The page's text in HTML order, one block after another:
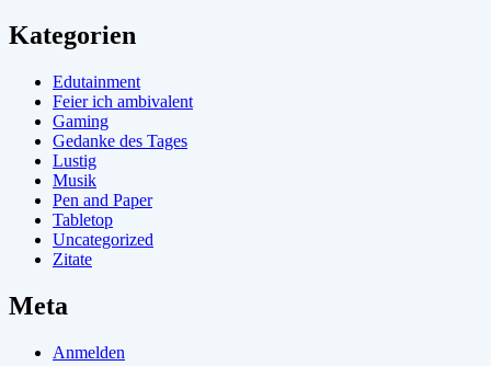
Kategorien
Edutainment
Feier ich ambivalent
Gaming
Gedanke des Tages
Lustig
Musik
Pen and Paper
Tabletop
Uncategorized
Zitate
Meta
Anmelden